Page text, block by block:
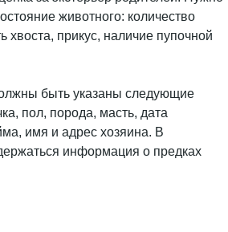
животного: количество
хвоста, прикус, наличие пупочной
быть указаны следующие
пол, порода, масть, дата
имя и адрес хозяина. В
информация о предках